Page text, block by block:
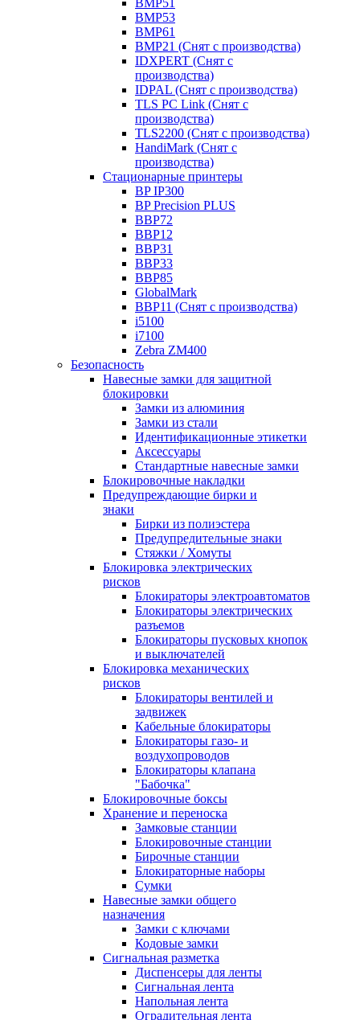
BMP51
BMP53
BMP61
BMP21 (Снят с производства)
IDXPERT (Снят с
производства)
IDPAL (Снят с производства)
TLS PC Link (Снят с
производства)
TLS2200 (Снят с производства)
HandiMark (Снят с
производства)
Стационарные принтеры
BP IP300
BP Precision PLUS
BBP72
BBP12
BBP31
BBP33
BBP85
GlobalMark
BBP11 (Снят с производства)
i5100
i7100
Zebra ZM400
Безопасность
Навесные замки для защитной
блокировки
Замки из алюминия
Замки из стали
Идентификационные этикетки
Аксессуары
Стандартные навесные замки
Блокировочные накладки
Предупреждающие бирки и
знаки
Бирки из полиэстера
Предупредительные знаки
Стяжки / Хомуты
Блокировка электрических
рисков
Блокираторы электроавтоматов
Блокираторы электрических
разъемов
Блокираторы пусковых кнопок
и выключателей
Блокировка механических
рисков
Блокираторы вентилей и
задвижек
Кабельные блокираторы
Блокираторы газо- и
воздухопроводов
Блокираторы клапана
"Бабочка"
Блокировочные боксы
Хранение и переноска
Замковые станции
Блокировочные станции
Бирочные станции
Блокираторные наборы
Сумки
Навесные замки общего
назначения
Замки с ключами
Кодовые замки
Сигнальная разметка
Диспенсеры для ленты
Сигнальная лента
Напольная лента
Оградительная лента